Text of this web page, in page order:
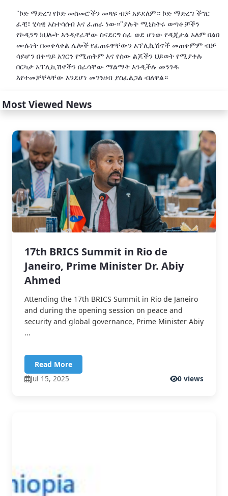
"ኮድ ማድረግ የኮድ መስመሮችን መጻፍ ብቻ አይደለም። ኮድ ማድረግ ችግር
ፈቺ፣ ሂሳዊ አስተሳሰብ እና ፈጠራ ነው።"ያሉት ሚኒስትሩ ወጣቶቻችን
የኮዲንግ ክህሎት እንዲኖራቸው ስናደርግ ሰፊ ወደ ሆነው የዲጂታል አለም በልበ
ሙሉነት በመቀላቀል ሌሎች የፈጠሩዋቸውን አፕሊኪሽኖች መጠቀምም ብቻ
ሳይሆን በቀጣይ አገርን የሚጠቅም እና የሰው ልጆችን ህይወት የሚያቀሉ
በርካታ አፕሊኪሽኖችን በራሳቸው ማልማት እንዲችሉ መንገዱ
እየተመቻቸላቸው እንደሆነ መገንዘብ ያስፈልጋል ብለዋል።
Most Viewed News
17th BRICS Summit in Rio de
Janeiro, Prime Minister Dr. Abiy
Ahmed
Attending the 17th BRICS Summit in Rio de Janeiro
and during the opening session on peace and
security and global governance, Prime Minister Abiy
...
Read More
Jul 15, 2025
0 views